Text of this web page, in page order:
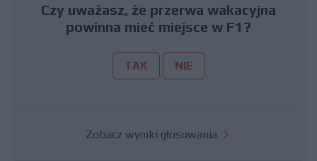
Czy uważasz, że przerwa wakacyjna
powinna mieć miejsce w F1?
TAK NIE
Zobacz wyniki głosowania